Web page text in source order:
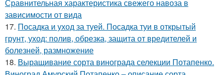
Сравнительная характеристика свежего навоза в
зависимости от вида
17. Посадка и уход за туей. Посадка туи в открытый
грунт, уход: полив, обрезка, защита от вредителей и
болезней, размножение
18. Выращивание сорта винограда селекции Потапенко.